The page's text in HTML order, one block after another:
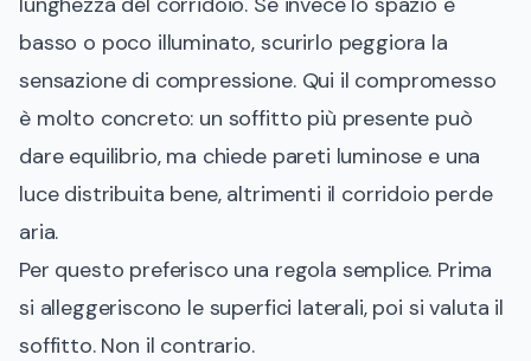
basso o poco illuminato, scurirlo peggiora la
sensazione di compressione. Qui il compromesso
è molto concreto: un soffitto più presente può
dare equilibrio, ma chiede pareti luminose e una
luce distribuita bene, altrimenti il corridoio perde
aria.
Per questo preferisco una regola semplice. Prima
si alleggeriscono le superfici laterali, poi si valuta il
soffitto. Non il contrario.